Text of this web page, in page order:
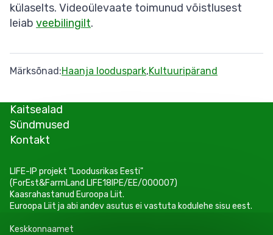
külaselts. Videoülevaate toimunud võistlusest
leiab veebilingilt.
Märksõnad Haanja looduspark Kultuuripärand
Kaitsealad
Sündmused
Kontakt
LIFE-IP projekt "Loodusrikas Eesti"
(ForEst&FarmLand LIFE18IPE/EE/000007)
Kaasrahastanud Euroopa Liit.
Euroopa Liit ja abi andev asutus ei vastuta kodulehe sisu eest.
Keskkonnaamet